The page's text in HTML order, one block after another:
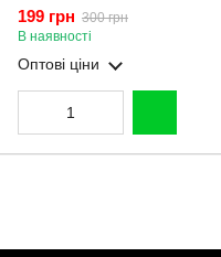
карбоновий протиударний з
високими бортами чорний
199 грн 300 грн
В наявності
Оптові ціни